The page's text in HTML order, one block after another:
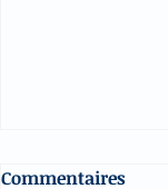
Commentaires